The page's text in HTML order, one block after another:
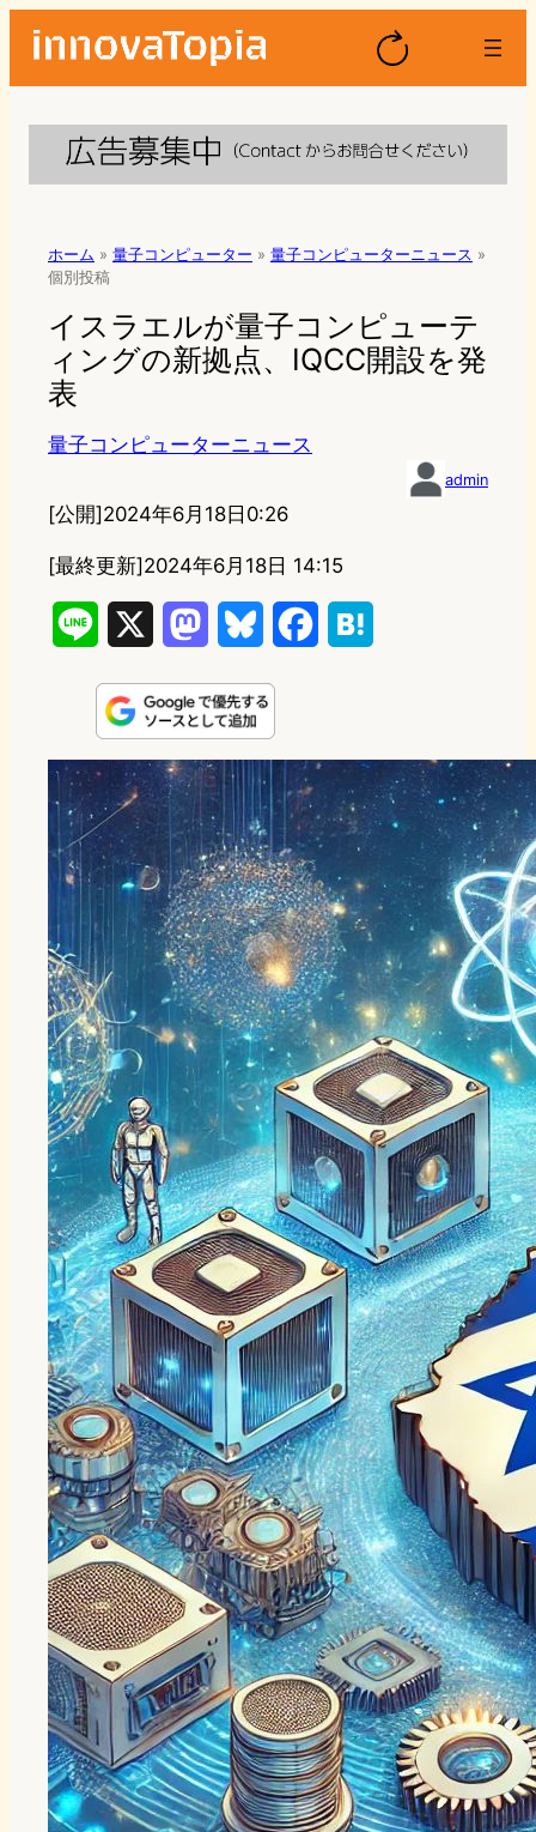
ホーム » 量子コンピューター » 量子コンピューターニュース »
個別投稿
イスラエルが量子コンピューテ
ィングの新拠点、IQCC開設を発
表
量子コンピューターニュース
admin
[公開]2024年6月18日0:26
[最終更新]2024年6月18日 14:15
n
e
s
t
o
d
o
n
u
e
s
k
y
e
b
o
o
k
e
n
a